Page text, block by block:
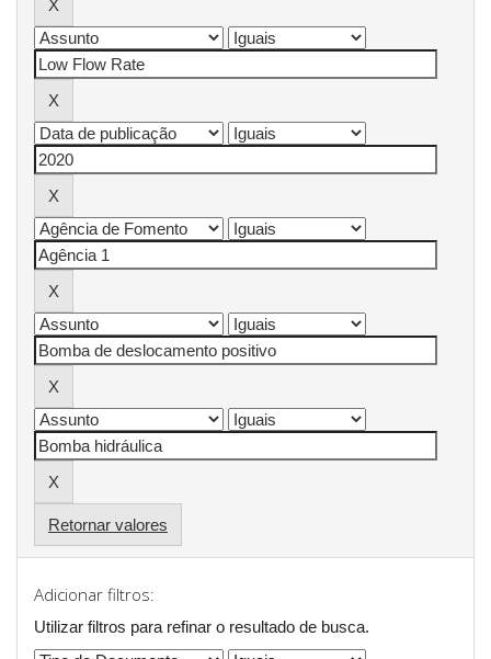
Retornar valores
Adicionar filtros:
Utilizar filtros para refinar o resultado de busca.